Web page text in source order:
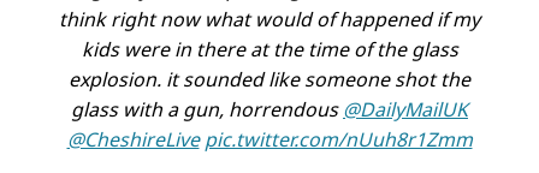
think right now what would of happened if my
kids were in there at the time of the glass
explosion. it sounded like someone shot the
glass with a gun, horrendous@DailyMailUK
@CheshireLive pic.twitter.com/nUuh8r1Zmm